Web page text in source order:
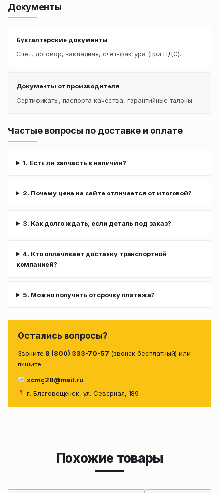
Документы
Бухгалтерские документы
Счёт, договор, накладная, счёт-фактура (при НДС).
Документы от производителя
Сертификаты, паспорта качества, гарантийные талоны.
Частые вопросы по доставке и оплате
1. Есть ли запчасть в наличии?
2. Почему цена на сайте отличается от итоговой?
3. Как долго ждать, если деталь под заказ?
4. Кто оплачивает доставку транспортной
компанией?
5. Можно получить отсрочку платежа?
Остались вопросы?
Звоните 8 (800) 333-70-57 (звонок бесплатный) или
пишите:
xcmg28@mail.ru
г. Благовещенск, ул. Северная, 189
Похожие товары